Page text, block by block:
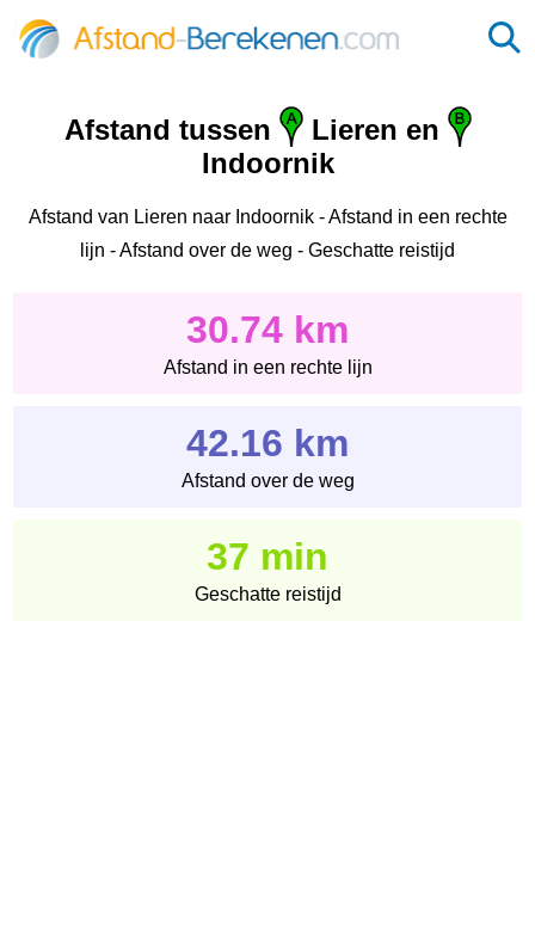
Afstand tussen
Lieren en
Indoornik
Afstand van Lieren naar Indoornik - Afstand in een rechte
lijn - Afstand over de weg - Geschatte reistijd
30.74 km
Afstand in een rechte lijn
42.16 km
Afstand over de weg
37 min
Geschatte reistijd